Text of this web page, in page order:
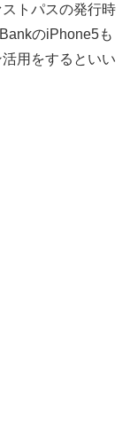
トパスの発行時
のiPhone5も
用をするといい